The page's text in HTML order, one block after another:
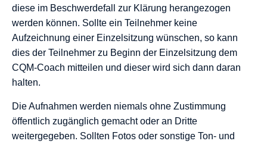
diese im Beschwerdefall zur Klärung herangezogen
werden können. Sollte ein Teilnehmer keine
Aufzeichnung einer Einzelsitzung wünschen, so kann
dies der Teilnehmer zu Beginn der Einzelsitzung dem
CQM-Coach mitteilen und dieser wird sich dann daran
halten.
Die Aufnahmen werden niemals ohne Zustimmung
öffentlich zugänglich gemacht oder an Dritte
weitergegeben. Sollten Fotos oder sonstige Ton- und